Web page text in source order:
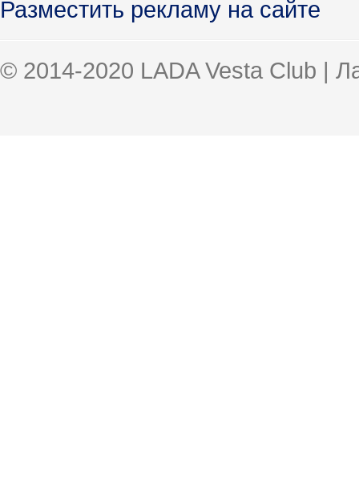
Разместить рекламу на сайте
© 2014-2020 LADA Vesta Club |